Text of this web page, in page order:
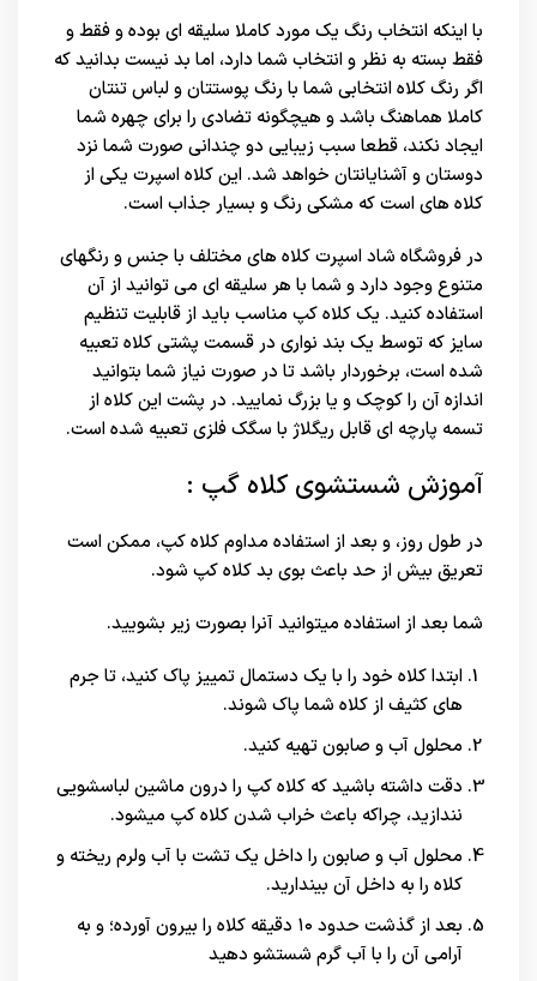
با اینکه انتخاب رنگ یک مورد کاملا سلیقه ای بوده و فقط و
فقط بسته به نظر و انتخاب شما دارد، اما بد نیست بدانید که
اگر رنگ کلاه انتخابی شما با رنگ پوستتان و لباس تنتان
کاملا هماهنگ باشد و هیچگونه تضادی را برای چهره شما
ایجاد نکند، قطعا سبب زیبایی دو چندانی صورت شما نزد
دوستان و آشنایانتان خواهد شد. این کلاه اسپرت یکی از
کلاه های است که مشکی رنگ و بسیار جذاب است.
درفروشگاه شاد اسپرتکلاه های مختلف با جنس و رنگهای
متنوع وجود دارد و شما با هر سلیقه ای می توانید از آن
استفاده کنید. یک کلاه کپ مناسب باید از قابلیت تنظیم
سایز که توسط یک بند نواری در قسمت پشتی کلاه تعبیه
شده است، برخوردار باشد تا در صورت نیاز شما بتوانید
اندازه آن را کوچک و یا بزرگ نمایید. در پشت این کلاه از
تسمه پارچه ای قابل ریگلاژ با سگک فلزی تعبیه شده است.
آموزش شستشوی کلاه گپ :
در طول روز، و بعد از استفاده مداوم کلاه کپ، ممکن است
تعریق بیش از حد باعث بوی بد کلاه کپ شود.
شما بعد از استفاده میتوانید آنرا بصورت زیر بشویید.
ابتدا کلاه خود را با یک دستمال تمییز پاک کنید، تا جرم
های کثیف از کلاه شما پاک شوند.
محلول آب و صابون تهیه کنید.
دقت داشته باشید که کلاه کپ را درون ماشین لباسشویی
نندازید، چراکه باعث خراب شدن کلاه کپ میشود.
محلول آب و صابون را داخل یک تشت با آب ولرم ریخته و
کلاه را به داخل آن بیندارید.
بعد از گذشت حدود ۱۰ دقیقه کلاه را بیرون آورده؛ و به
آرامی آن را با آب گرم شستشو دهید